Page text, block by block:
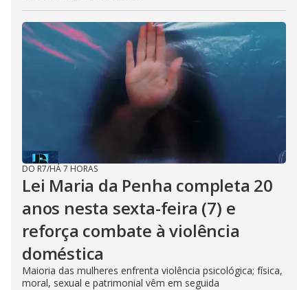
DO R7/HÁ 7 HORAS
Lei Maria da Penha completa 20
anos nesta sexta-feira (7) e
reforça combate à violência
doméstica
Maioria das mulheres enfrenta violência psicológica; física,
moral, sexual e patrimonial vêm em seguida